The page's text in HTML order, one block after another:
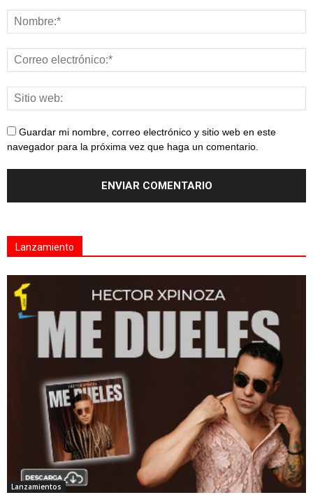
Guardar mi nombre, correo electrónico y sitio web en este
navegador para la próxima vez que haga un comentario.
Lanzamiento
Lanzamientos